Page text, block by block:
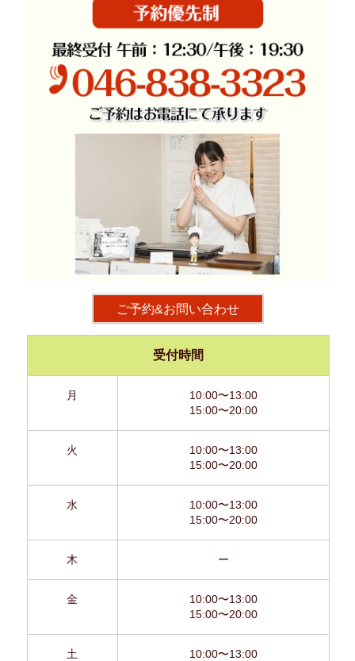
ご予約&お問い合わせ
受付時間
月
10:00〜13:00
15:00〜20:00
火
10:00〜13:00
15:00〜20:00
水
10:00〜13:00
15:00〜20:00
木 ー
金
10:00〜13:00
15:00〜20:00
土
10:00〜13:00